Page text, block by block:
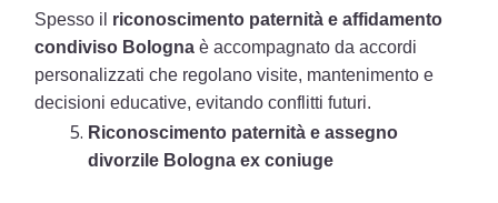
Spesso il riconoscimento paternità e affidamento
condiviso Bologna è accompagnato da accordi
personalizzati che regolano visite, mantenimento e
decisioni educative, evitando conflitti futuri.
Riconoscimento paternità e assegno
divorzile Bologna ex coniuge